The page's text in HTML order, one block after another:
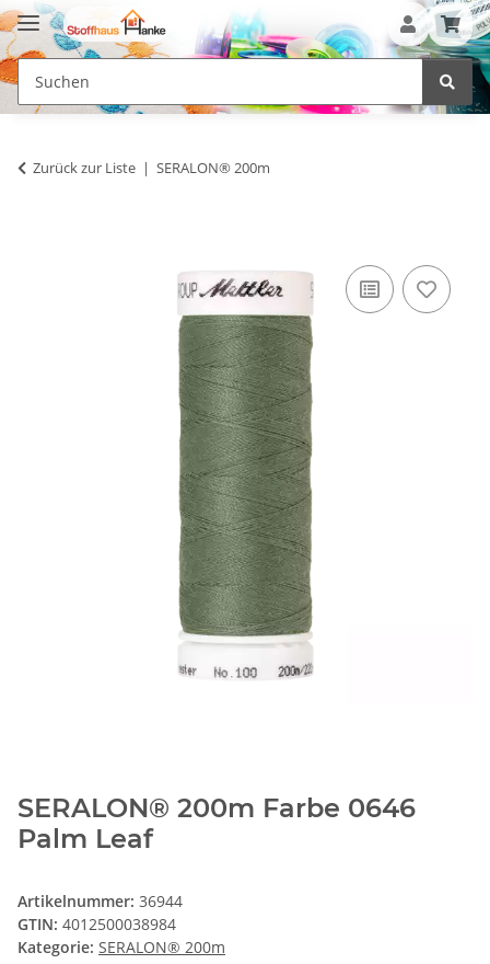
Zurück zur Liste SERALON® 200m
SERALON® 200m Farbe 0646
Palm Leaf
Artikelnummer: 36944
GTIN: 4012500038984
Kategorie: SERALON® 200m